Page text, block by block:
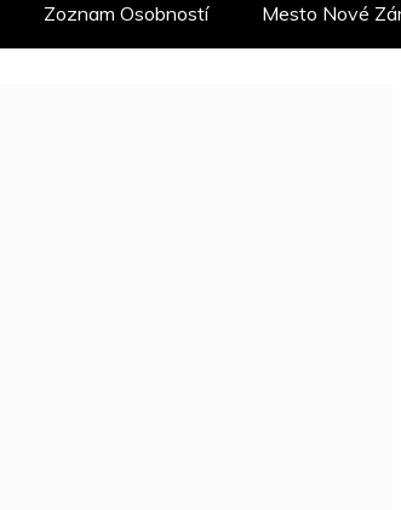
Zoznam Osobností Mesto Nové